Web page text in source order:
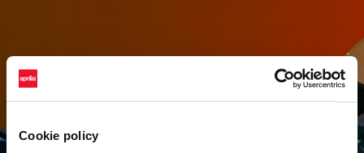
Cookie policy